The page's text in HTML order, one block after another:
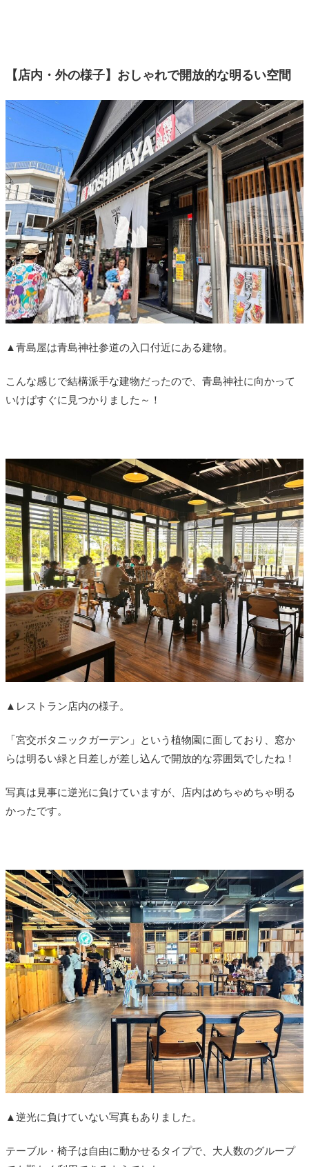
【店内・外の様子】おしゃれで開放的な明るい空間
▲青島屋は青島神社参道の入口付近にある建物。
こんな感じで結構派手な建物だったので、青島神社に向かって
いけばすぐに見つかりました～！
▲レストラン店内の様子。
「宮交ボタニックガーデン」という植物園に面しており、窓か
らは明るい緑と日差しが差し込んで開放的な雰囲気でしたね！
写真は見事に逆光に負けていますが、店内はめちゃめちゃ明る
かったです。
▲逆光に負けていない写真もありました。
テーブル・椅子は自由に動かせるタイプで、大人数のグループ